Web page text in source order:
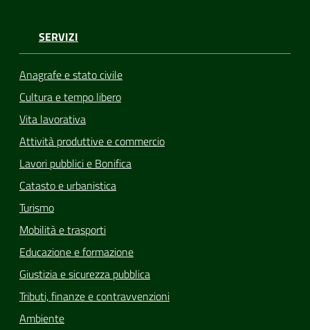
SERVIZI
Anagrafe e stato civile
Cultura e tempo libero
Vita lavorativa
Attività produttive e commercio
Lavori pubblici e Bonifica
Catasto e urbanistica
Turismo
Mobilità e trasporti
Educazione e formazione
Giustizia e sicurezza pubblica
Tributi, finanze e contravvenzioni
Ambiente